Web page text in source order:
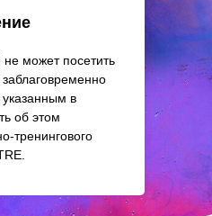
не может посетить
в
об этом
тренингового